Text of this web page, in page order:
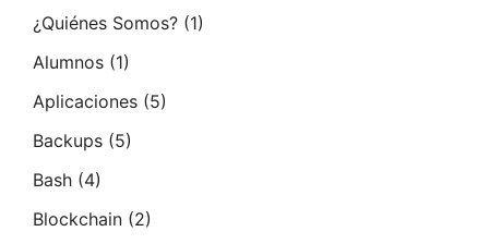
¿Quiénes Somos? (1)
Alumnos (1)
Aplicaciones (5)
Backups (5)
Bash (4)
Blockchain (2)